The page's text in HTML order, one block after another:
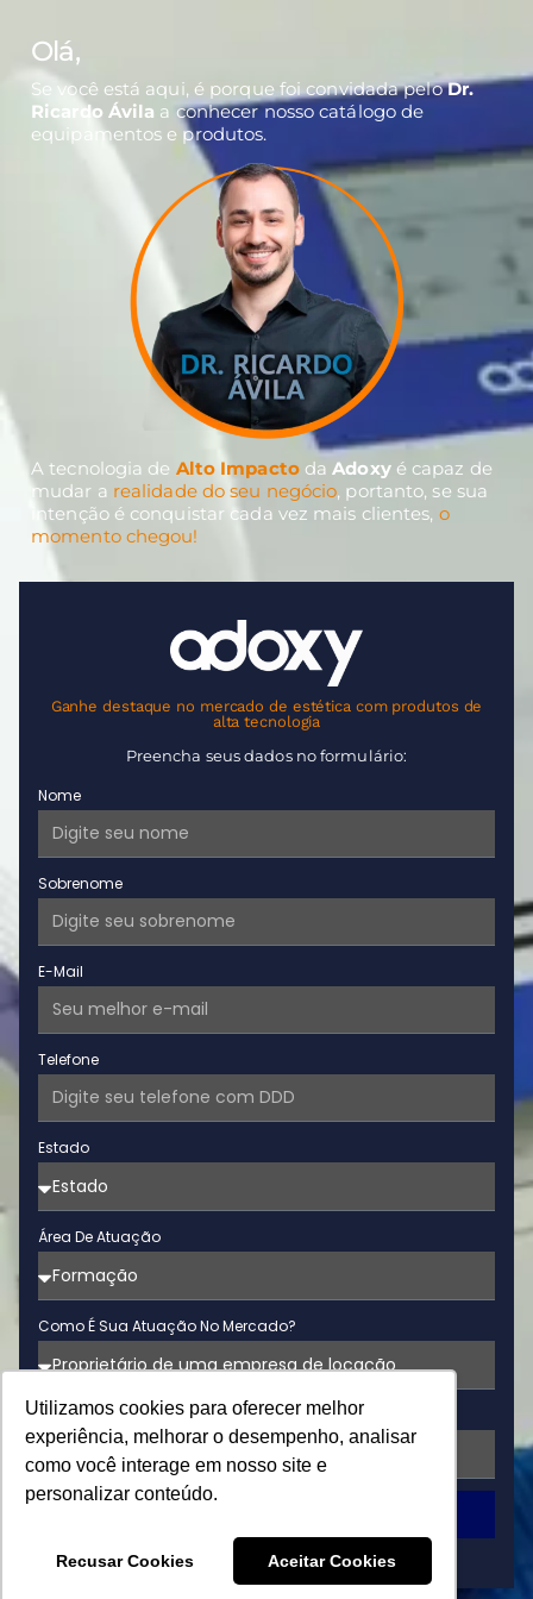
Utilizamos cookies para oferecer melhor
experiência, melhorar o desempenho, analisar
como você interage em nosso site e
personalizar conteúdo.
Recusar Cookies Aceitar Cookies
Olá,
Se você está aqui, é porque foi convidada peloDr.
Ricardo Ávila a conhecer nosso catálogo de
equipamentos e produtos.
A tecnologia de Alto ImpactodaAdoxyé capaz de
mudar a realidade do seu negócio, portanto, se sua
intenção é conquistar cada vez mais clientes, o
momento chegou!
Ganhe destaque no mercado de estética com produtos de
alta tecnologia
Preencha seus dados no formulário:
Nome
Sobrenome
E-Mail
Telefone
Estado
Área De Atuação
Como É Sua Atuação No Mercado?
Equipamento De Interesse